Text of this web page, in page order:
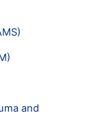
and